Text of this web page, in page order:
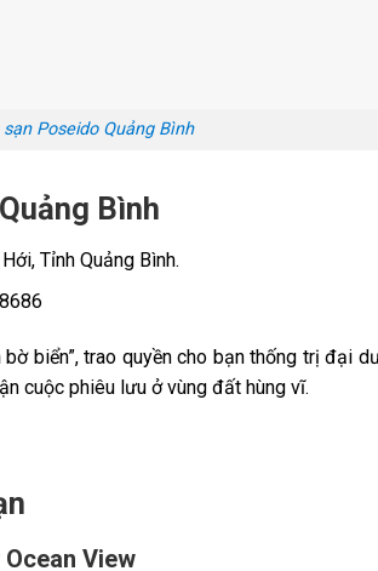
Poseido Quảng Bình
Bình
Tỉnh Quảng Bình.
biển”, trao quyền cho bạn thống trị đại
cuộc phiêu lưu ở vùng đất hùng vĩ.
View